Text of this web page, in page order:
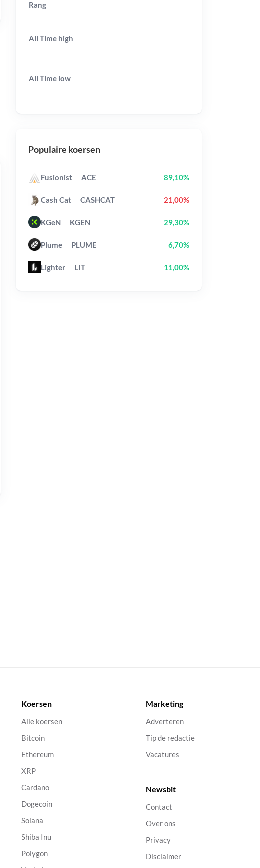
Rang
All Time high
All Time low
Populaire koersen
Fusionist ACE 89,10%
Cash Cat CASHCAT 21,00%
KGeN KGEN 29,30%
Plume PLUME 6,70%
Lighter LIT 11,00%
Koersen
Alle koersen
Bitcoin
Ethereum
XRP
Cardano
Dogecoin
Solana
Shiba Inu
Polygon
Marketing
Adverteren
Tip de redactie
Vacatures
Newsbit
Contact
Over ons
Privacy
Disclaimer